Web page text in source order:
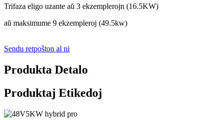
Trifaza eligo uzante aŭ 3 ekzemplerojn (16.5KW)
aŭ maksimume 9 ekzempleroj (49.5kw)
Sendu retpoŝton al ni
Produkta Detalo
Produktaj Etikedoj